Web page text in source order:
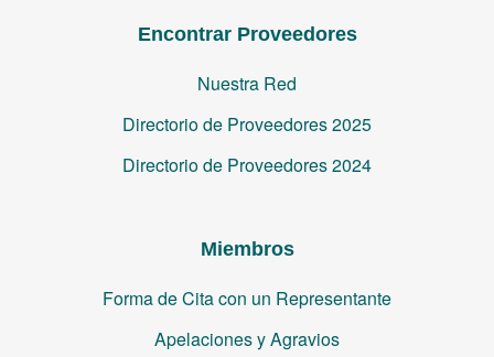
Encontrar Proveedores
Nuestra Red
Directorio de Proveedores 2025
Directorio de Proveedores 2024
Miembros
Forma de Cita con un Representante
Apelaciones y Agravios